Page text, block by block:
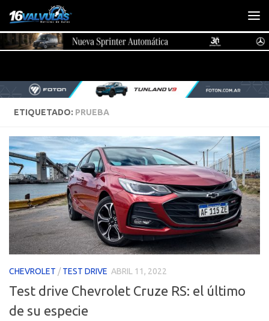
Saltar al contenido
ETIQUETADO: PRUEBA
CHEVROLET /TEST DRIVE ABRIL 11, 2022
Test drive Chevrolet Cruze RS: el último
de su especie